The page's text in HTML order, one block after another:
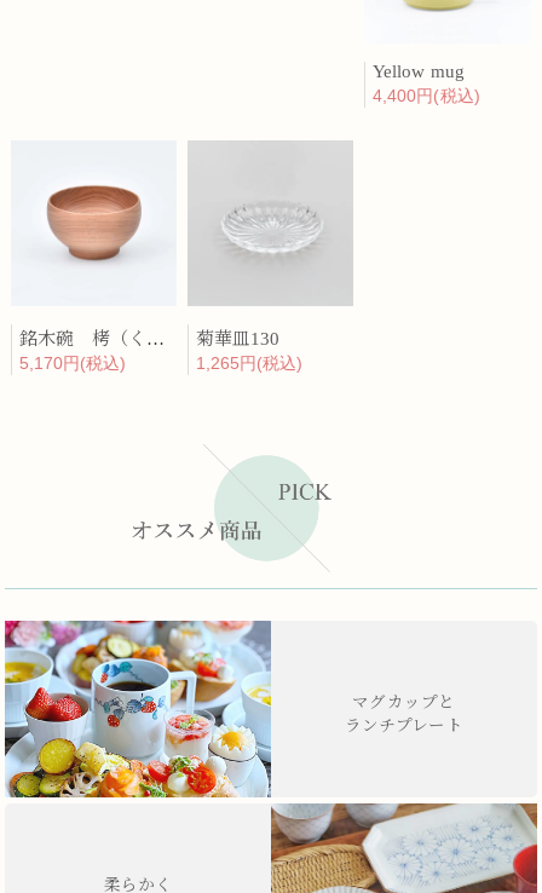
Yellow mug
4,400円(税込)
銘木碗 栲（くるみ）
5,170円(税込)
菊華皿130
1,265円(税込)
マグカップと
ランチプレート
柔らかく